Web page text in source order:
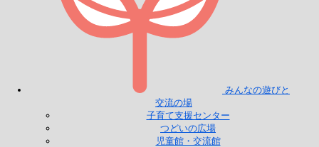
みんなの遊びと
交流の場
子育て支援センター
つどいの広場
児童館・交流館